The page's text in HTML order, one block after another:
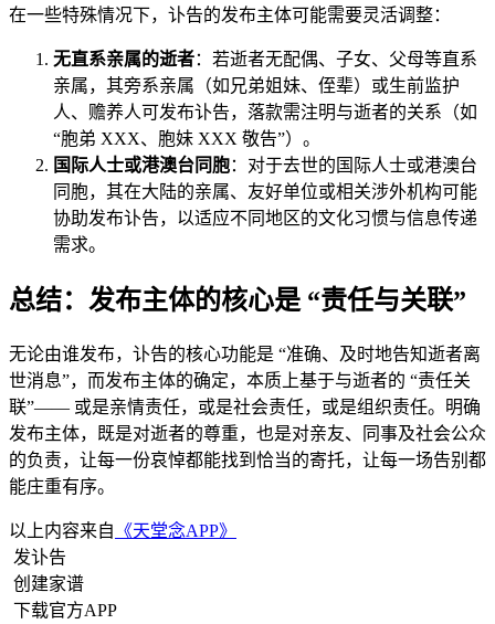
在一些特殊情况下，讣告的发布主体可能需要灵活调整：
无直系亲属的逝者：若逝者无配偶、子女、父母等直系
亲属，其旁系亲属（如兄弟姐妹、侄辈）或生前监护
人、赡养人可发布讣告，落款需注明与逝者的关系（如
“胞弟 XXX、胞妹 XXX 敬告”）。
国际人士或港澳台同胞：对于去世的国际人士或港澳台
同胞，其在大陆的亲属、友好单位或相关涉外机构可能
协助发布讣告，以适应不同地区的文化习惯与信息传递
需求。
总结：发布主体的核心是 “责任与关联”
无论由谁发布，讣告的核心功能是 “准确、及时地告知逝者离
世消息”，而发布主体的确定，本质上基于与逝者的 “责任关
联”—— 或是亲情责任，或是社会责任，或是组织责任。明确
发布主体，既是对逝者的尊重，也是对亲友、同事及社会公众
的负责，让每一份哀悼都能找到恰当的寄托，让每一场告别都
能庄重有序。
以上内容来自 《天堂念APP》
发讣告
创建家谱
下载官方APP